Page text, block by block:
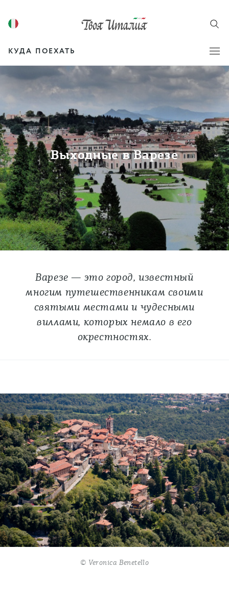
КУДА ПОЕХАТЬ
Выходные в Варезе
Варезе — это город, известный
многим путешественникам своими
святыми местами и чудесными
виллами, которых немало в его
окрестностях.
© Veronica Benetello